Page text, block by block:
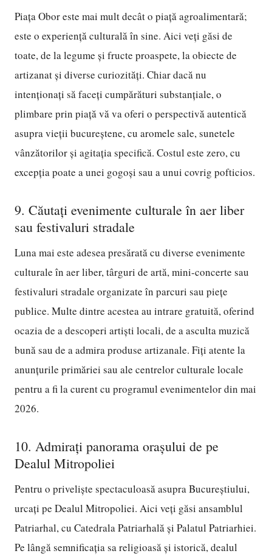
Piața Obor este mai mult decât o piață agroalimentară;
este o experiență culturală în sine. Aici veți găsi de
toate, de la legume și fructe proaspete, la obiecte de
artizanat și diverse curiozități. Chiar dacă nu
intenționați să faceți cumpărături substanțiale, o
plimbare prin piață vă va oferi o perspectivă autentică
asupra vieții bucureștene, cu aromele sale, sunetele
vânzătorilor și agitația specifică. Costul este zero, cu
excepția poate a unei gogoși sau a unui covrig pofticios.
9. Căutați evenimente culturale în aer liber
sau festivaluri stradale
Luna mai este adesea presărată cu diverse evenimente
culturale în aer liber, târguri de artă, mini-concerte sau
festivaluri stradale organizate în parcuri sau piețe
publice. Multe dintre acestea au intrare gratuită, oferind
ocazia de a descoperi artiști locali, de a asculta muzică
bună sau de a admira produse artizanale. Fiți atente la
anunțurile primăriei sau ale centrelor culturale locale
pentru a fi la curent cu programul evenimentelor din mai
2026.
10. Admirați panorama orașului de pe
Dealul Mitropoliei
Pentru o priveliște spectaculoasă asupra Bucureștiului,
urcați pe Dealul Mitropoliei. Aici veți găsi ansamblul
Patriarhal, cu Catedrala Patriarhală și Palatul Patriarhiei.
Pe lângă semnificația sa religioasă și istorică, dealul